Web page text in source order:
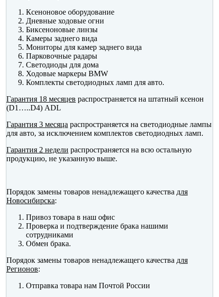
Ксеноновое оборудование
Дневные ходовые огни
Биксеноновые линзы
Камеры заднего вида
Мониторы для камер заднего вида
Парковочные радары
Светодиоды для дома
Ходовые маркеры BMW
Комплекты светодиодных ламп для авто.
Гарантия 18 месяцев распространяется на штатный ксенон
(D1…..D4) ADL
Гарантия 3 месяца распространяется на светодиодные лампы
для авто, за исключением комплектов светодиодных ламп.
Гарантия 2 недели распространяется на всю остальную
продукцию, не указанную выше.
Порядок замены товаров ненадлежащего качества для
Новосибирска:
Привоз товара в наш офис
Проверка и подтверждение брака нашими
сотрудниками
Обмен брака.
Порядок замены товаров ненадлежащего качества для
Регионов:
Отправка товара нам Почтой России